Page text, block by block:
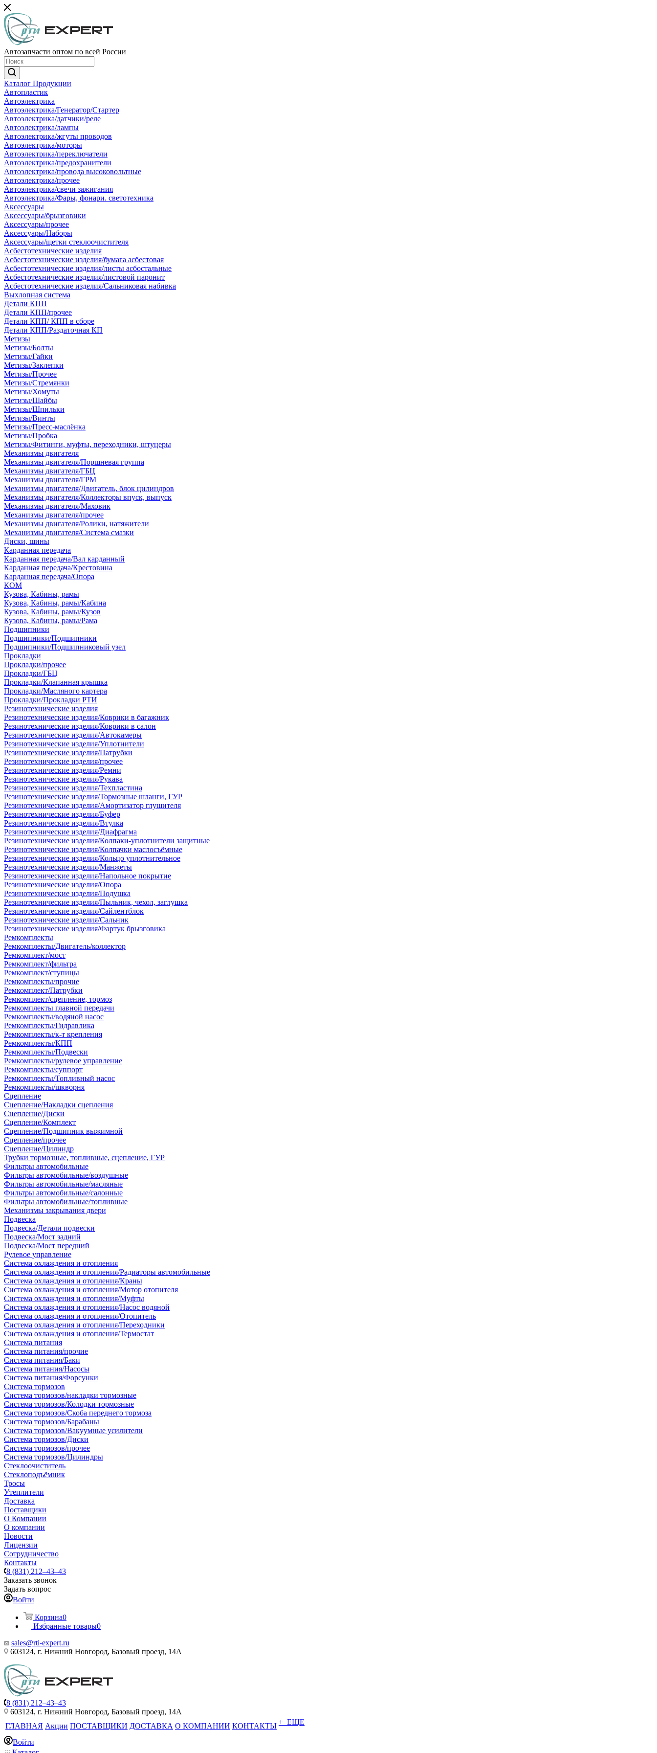
Автозапчасти оптом по всей России
Каталог Продукции
Автопластик
Автоэлектрика
Автоэлектрика/Генератор/Стартер
Автоэлектрика/датчики/реле
Автоэлектрика/лампы
Автоэлектрика/жгуты проводов
Автоэлектрика/моторы
Автоэлектрика/переключатели
Автоэлектрика/предохранители
Автоэлектрика/провода высоковольтные
Автоэлектрика/прочее
Автоэлектрика/свечи зажигания
Автоэлектрика/Фары, фонари. светотехника
Аксессуары
Аксессуары/брызговики
Аксессуары/прочее
Аксессуары/Наборы
Аксессуары/щетки стеклоочистителя
Асбестотехнические изделия
Асбестотехнические изделия/бумага асбестовая
Асбестотехнические изделия/листы асбостальные
Асбестотехнические изделия/листовой паронит
Асбестотехнические изделия/Сальниковая набивка
Выхлопная система
Детали КПП
Детали КПП/прочее
Детали КПП/ КПП в сборе
Детали КПП/Раздаточная КП
Метизы
Метизы/Болты
Метизы/Гайки
Метизы/Заклепки
Метизы/Прочее
Метизы/Стремянки
Метизы/Хомуты
Метизы/Шайбы
Метизы/Шпильки
Метизы/Винты
Метизы/Пресс-маслёнка
Метизы/Пробка
Метизы/Фитинги, муфты, переходники, штуцеры
Механизмы двигателя
Механизмы двигателя/Поршневая группа
Механизмы двигателя/ГБЦ
Механизмы двигателя/ГРМ
Механизмы двигателя/Двигатель, блок цилиндров
Механизмы двигателя/Коллекторы впуск, выпуск
Механизмы двигателя/Маховик
Механизмы двигателя/прочее
Механизмы двигателя/Ролики, натяжители
Механизмы двигателя/Система смазки
Диски, шины
Карданная передача
Карданная передача/Вал карданный
Карданная передача/Крестовина
Карданная передача/Опора
КОМ
Кузова, Кабины, рамы
Кузова, Кабины, рамы/Кабина
Кузова, Кабины, рамы/Кузов
Кузова, Кабины, рамы/Рама
Подшипники
Подшипники/Подшипники
Подшипники/Подшипниковый узел
Прокладки
Прокладки/прочее
Прокладки/ГБЦ
Прокладки/Клапанная крышка
Прокладки/Масляного картера
Прокладки/Прокладки РТИ
Резинотехнические изделия
Резинотехнические изделия/Коврики в багажник
Резинотехнические изделия/Коврики в салон
Резинотехнические изделия/Автокамеры
Резинотехнические изделия/Уплотнители
Резинотехнические изделия/Патрубки
Резинотехнические изделия/прочее
Резинотехнические изделия/Ремни
Резинотехнические изделия/Рукава
Резинотехнические изделия/Техпластина
Резинотехнические изделия/Тормозные шланги, ГУР
Резинотехнические изделия/Амортизатор глушителя
Резинотехнические изделия/Буфер
Резинотехнические изделия/Втулка
Резинотехнические изделия/Диафрагма
Резинотехнические изделия/Колпаки-уплотнители защитные
Резинотехнические изделия/Колпачки маслосъёмные
Резинотехнические изделия/Кольцо уплотнительное
Резинотехнические изделия/Манжеты
Резинотехнические изделия/Напольное покрытие
Резинотехнические изделия/Опора
Резинотехнические изделия/Подушка
Резинотехнические изделия/Пыльник, чехол, заглушка
Резинотехнические изделия/Сайлентблок
Резинотехнические изделия/Сальник
Резинотехнические изделия/Фартук брызговика
Ремкомплекты
Ремкомплекты/Двигатель/коллектор
Ремкомплект/мост
Ремкомплект/фильтра
Ремкомплект/ступицы
Ремкомплекты/прочие
Ремкомплект/Патрубки
Ремкомплект/сцепление, тормоз
Ремкомплекты главной передачи
Ремкомплекты/водяной насос
Ремкомплекты/Гидравлика
Ремкомплекты/к-т крепления
Ремкомплекты/КПП
Ремкомплекты/Подвески
Ремкомплекты/рулевое управление
Ремкомплекты/суппорт
Ремкомплекты/Топливный насос
Ремкомплекты/шкворня
Сцепление
Сцепление/Накладки сцепления
Сцепление/Диски
Сцепление/Комплект
Сцепление/Подшипник выжимной
Сцепление/прочее
Сцепление/Цилиндр
Трубки тормозные, топливные, сцепление, ГУР
Фильтры автомобильные
Фильтры автомобильные/воздушные
Фильтры автомобильные/масляные
Фильтры автомобильные/салонные
Фильтры автомобильные/топливные
Механизмы закрывания двери
Подвеска
Подвеска/Детали подвески
Подвеска/Мост задний
Подвеска/Мост передний
Рулевое управление
Система охлаждения и отопления
Система охлаждения и отопления/Радиаторы автомобильные
Система охлаждения и отопления/Краны
Система охлаждения и отопления/Мотор отопителя
Система охлаждения и отопления/Муфты
Система охлаждения и отопления/Насос водяной
Система охлаждения и отопления/Отопитель
Система охлаждения и отопления/Переходники
Система охлаждения и отопления/Термостат
Система питания
Система питания/прочие
Система питания/Баки
Система питания/Насосы
Система питания/Форсунки
Система тормозов
Система тормозов/накладки тормозные
Система тормозов/Колодки тормозные
Система тормозов/Скоба переднего тормоза
Система тормозов/Барабаны
Система тормозов/Вакуумные усилители
Система тормозов/Диски
Система тормозов/прочее
Система тормозов/Цилиндры
Стеклоочиститель
Стеклоподъёмник
Тросы
Утеплители
Доставка
Поставщики
О Компании
О компании
Новости
Лицензии
Сотрудничество
Контакты
8 (831) 212–43–43
Заказать звонок
Задать вопрос
Войти
Корзина0
Избранные товары0
sales@rti-expert.ru
603124, г. Нижний Новгород, Базовый проезд, 14А
8 (831) 212–43–43
603124, г. Нижний Новгород, Базовый проезд, 14А
ГЛАВНАЯ Акции ПОСТАВЩИКИ ДОСТАВКА О КОМПАНИИ КОНТАКТЫ + ЕЩЕ
Войти